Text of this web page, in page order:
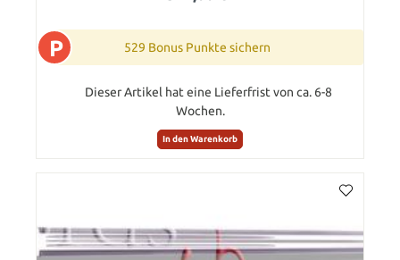
P 529 Bonus Punkte sichern
Dieser Artikel hat eine Lieferfrist von ca. 6-8
Wochen.
In den Warenkorb